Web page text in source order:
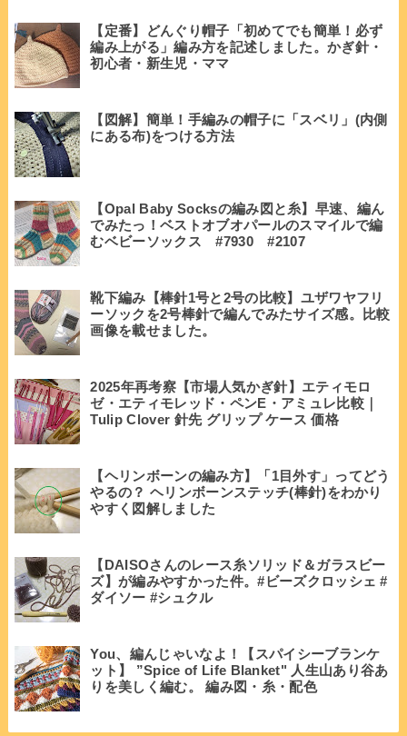
【定番】どんぐり帽子「初めてでも簡単！必ず
編み上がる」編み方を記述しました。かぎ針・
初心者・新生児・ママ
【図解】簡単！手編みの帽子に「スベリ」(内側
にある布)をつける方法
【Opal Baby Socksの編み図と糸】早速、編ん
でみたっ！ベストオブオパールのスマイルで編
むベビーソックス #7930 #2107
靴下編み【棒針1号と2号の比較】ユザワヤフリ
ーソックを2号棒針で編んでみたサイズ感。比較
画像を載せました。
2025年再考察【市場人気かぎ針】エティモロ
ゼ・エティモレッド・ペンE・アミュレ比較｜
Tulip Clover 針先 グリップ ケース 価格
【ヘリンボーンの編み方】「1目外す」ってどう
やるの？ ヘリンボーンステッチ(棒針)をわかり
やすく図解しました
【DAISOさんのレース糸ソリッド＆ガラスビー
ズ】が編みやすかった件。#ビーズクロッシェ #
ダイソー #シュクル
You、編んじゃいなよ！【スパイシーブランケ
ット】 ”Spice of Life Blanket" 人生山あり谷あ
りを美しく編む。 編み図・糸・配色